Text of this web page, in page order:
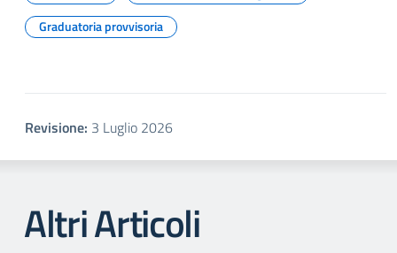
Graduatoria provvisoria
Revisione: 3 Luglio 2026
Altri Articoli